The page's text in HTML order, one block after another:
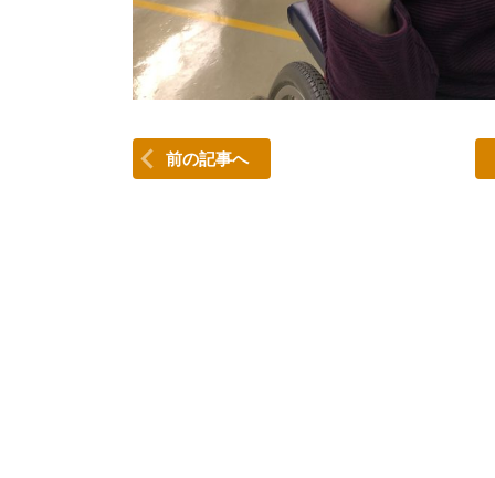
前の記事へ